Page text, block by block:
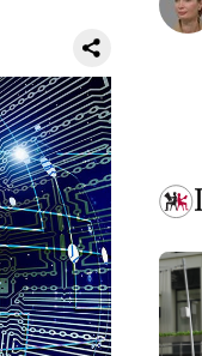
цен,
роста